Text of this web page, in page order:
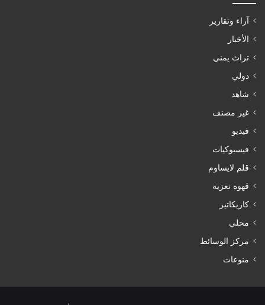
آراء وتقارير
الأخبار
تراث يمني
دولي
شاهد
غير مصنف
فيديو
فيسبوكيات
قلم لايساوم
قهوة تعزية
كاريكاتير
محلي
مركز الوسائط
منوعات